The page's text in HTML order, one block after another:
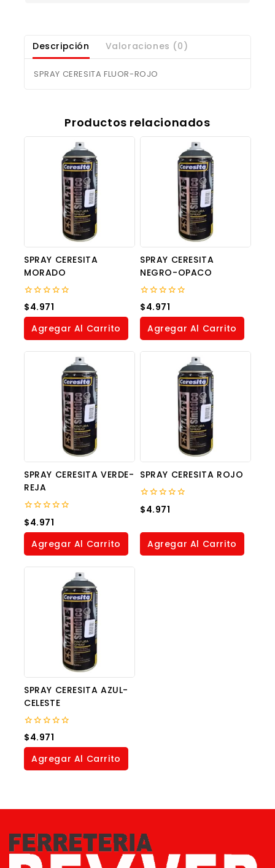
Descripción Valoraciones (0)
SPRAY CERESITA FLUOR-ROJO
Productos relacionados
SPRAY CERESITA
MORADO
0
out
of
$4.971
Agregar Al Carrito
SPRAY CERESITA
NEGRO-OPACO
0
out
of
$4.971
Agregar Al Carrito
SPRAY CERESITA VERDE-
REJA
0
out
of
$4.971
Agregar Al Carrito
SPRAY CERESITA ROJO
0
out
5
$4.971
Agregar Al Carrito
SPRAY CERESITA AZUL-
CELESTE
0
out
of
$4.971
Agregar Al Carrito